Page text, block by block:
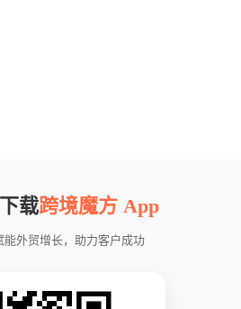
载跨境魔方 App
能外贸增长，助力客户成功